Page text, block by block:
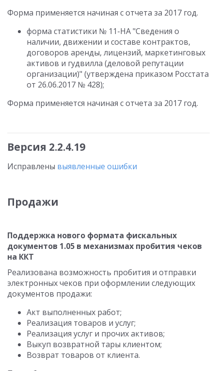
Форма применяется начиная с отчета за 2017 год.
форма статистики № 11-НА "Сведения о
наличии, движении и составе контрактов,
договоров аренды, лицензий, маркетинговых
активов и гудвилла (деловой репутации
организации)" (утверждена приказом Росстата
от 26.06.2017 № 428);
Форма применяется начиная с отчета за 2017 год.
Версия 2.2.4.19
Исправлены выявленные ошибки
Продажи
Поддержка нового формата фискальных
документов 1.05 в механизмах пробития чеков
на ККТ
Реализована возможность пробития и отправки
электронных чеков при оформлении следующих
документов продажи:
Акт выполненных работ;
Реализация товаров и услуг;
Реализация услуг и прочих активов;
Выкуп возвратной тары клиентом;
Возврат товаров от клиента.